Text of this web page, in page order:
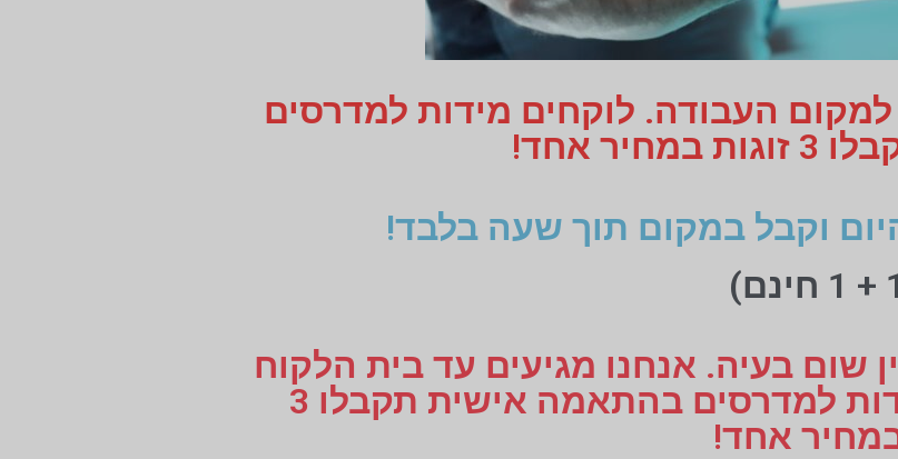
העבודה. לוקחים מידות למדרסים
אחד!
וקבל במקום תוך שעה בלבד!
שום בעיה. אנחנו מגיעים עד בית הלקוח
או עד למקום העבודה, לוקחים מידות למדרסים בהתאמה אישית תקבלו 3
במחיר אחד!